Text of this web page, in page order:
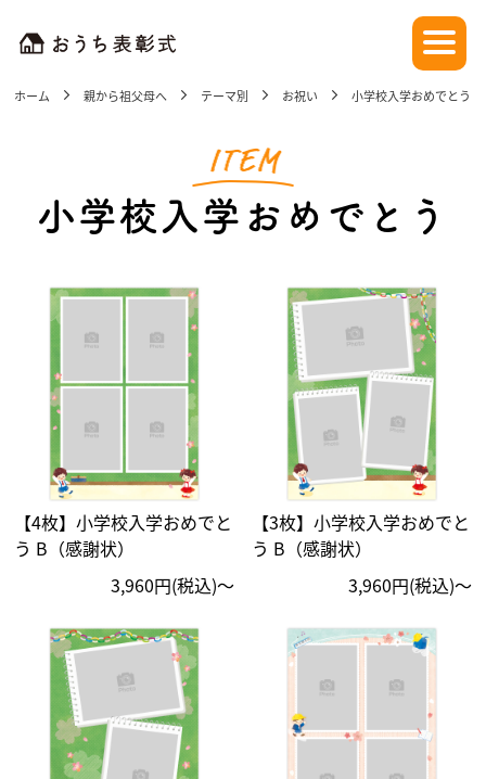
ホーム 親から祖父母へ テーマ別 お祝い 小学校入学おめでとう
小学校入学おめでとう
【4枚】小学校入学おめでと
う B（感謝状）
3,960円(税込)〜
【3枚】小学校入学おめでと
う B（感謝状）
3,960円(税込)〜